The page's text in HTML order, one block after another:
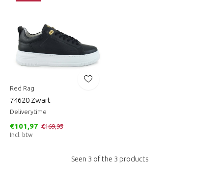
Red Rag
74620 Zwart
Deliverytime
€101,97 €169,95
Incl. btw
Seen 3 of the 3 products